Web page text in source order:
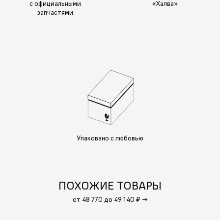
с официальными
запчастями
«Халва»
Упаковано с любовью
ПОХОЖИЕ ТОВАРЫ
от 48 770 до 49 140 ₽ →